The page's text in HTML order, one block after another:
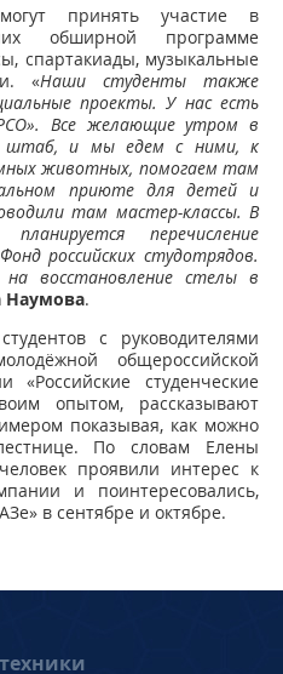
принять участие в
обширной программе
спартакиады, музыкальные
«Наши студенты также
проекты. У нас есть
Все желающие утром в
штаб, и мы едем с ними, к
животных, помогаем там
приюте для детей и
там мастер-классы. В
перечисление
российских студотрядов.
восстановление стелы в
Наумова.
с руководителями
общероссийской
«Российские студенческие
опытом, рассказывают
показывая, как можно
По словам Елены
проявили интерес к
и поинтересовались,
в сентябре и октябре.